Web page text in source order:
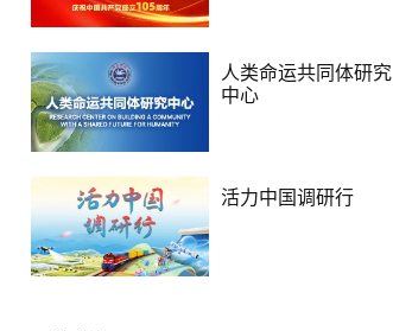
人类命运共同体研究
中心
活力中国调研行